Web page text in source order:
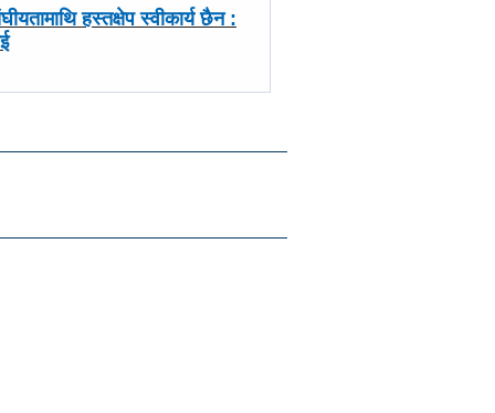
हस्तक्षेप स्वीकार्य छैन :